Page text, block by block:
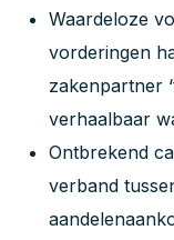
Waardeloze
vorderingen
zakenpartner
verhaalbaar
Ontbrekend
verband